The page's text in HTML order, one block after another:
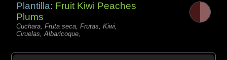
Plantilla: Fruit Kiwi Peaches
Plums
Cuchara, Fruta seca, Frutas, Kiwi,
Ciruelas, Albaricoque,